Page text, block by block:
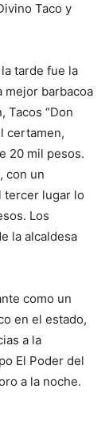
Taco y
tarde fue la
mejor barbacoa
Tacos “Don
certamen,
20 mil pesos.
con un
tercer lugar lo
Los
la alcaldesa
como un
en el estado,
a la
El Poder del
a la noche.